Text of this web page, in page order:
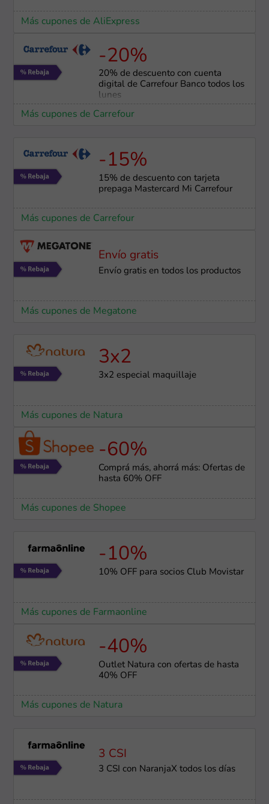
Más cupones de AliExpress
-20%
20% de descuento con cuenta
digital de Carrefour Banco todos los
lunes
Más cupones de Carrefour
-15%
15% de descuento con tarjeta
prepaga Mastercard Mi Carrefour
Más cupones de Carrefour
Envío gratis
Envío gratis en todos los productos
Más cupones de Megatone
3x2
3x2 especial maquillaje
Más cupones de Natura
-60%
Comprá más, ahorrá más: Ofertas de
hasta 60% OFF
Más cupones de Shopee
-10%
10% OFF para socios Club Movistar
Más cupones de Farmaonline
-40%
Outlet Natura con ofertas de hasta
40% OFF
Más cupones de Natura
3 CSI
3 CSI con NaranjaX todos los días